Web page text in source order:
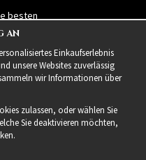
besten
AN
Einkaufserlebnis
unsere Websites zuverlässig
wir Informationen über
zulassen, oder wählen Sie
Sie deaktivieren möchten,